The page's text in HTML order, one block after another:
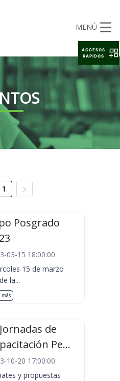
MENÚ
1
Posgrado
03-15 18:00:00
15 de marzo
la...
más
de
Pe...
10-20 17:00:00
y propuestas
ACCESOS
RAPIDOS